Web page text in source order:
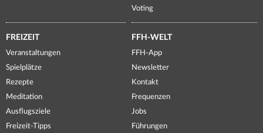
Voting
FREIZEIT
Veranstaltungen
Spielplätze
Rezepte
Meditation
Ausflugsziele
Freizeit-Tipps
FFH-WELT
FFH-App
Newsletter
Kontakt
Frequenzen
Jobs
Führungen